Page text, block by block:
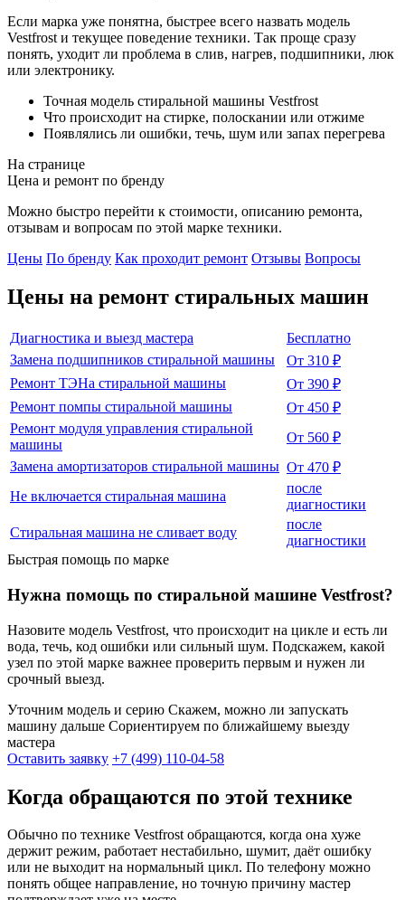
Если марка уже понятна, быстрее всего назвать модель
Vestfrost и текущее поведение техники. Так проще сразу
понять, уходит ли проблема в слив, нагрев, подшипники, люк
или электронику.
Точная модель стиральной машины Vestfrost
Что происходит на стирке, полоскании или отжиме
Появлялись ли ошибки, течь, шум или запах перегрева
На странице
Цена и ремонт по бренду
Можно быстро перейти к стоимости, описанию ремонта,
отзывам и вопросам по этой марке техники.
Цены По бренду Как проходит ремонт Отзывы Вопросы
Цены на ремонт стиральных машин
Диагностика и выезд мастера
Бесплатно
Замена подшипников стиральной машины
От 310 ₽
Ремонт ТЭНа стиральной машины
От 390 ₽
Ремонт помпы стиральной машины
От 450 ₽
Ремонт модуля управления стиральной
машины
От 560 ₽
Замена амортизаторов стиральной машины От 470 ₽
Не включается стиральная машина
после
диагностики
Стиральная машина не сливает воду
после
диагностики
Быстрая помощь по марке
Нужна помощь по стиральной машине Vestfrost?
Назовите модель Vestfrost, что происходит на цикле и есть ли
вода, течь, код ошибки или сильный шум. Подскажем, какой
узел по этой марке важнее проверить первым и нужен ли
срочный выезд.
Уточним модель и серию Скажем, можно ли запускать
машину дальше Сориентируем по ближайшему выезду
мастера
Оставить заявку +7 (499) 110-04-58
Когда обращаются по этой технике
Обычно по технике Vestfrost обращаются, когда она хуже
держит режим, работает нестабильно, шумит, даёт ошибку
или не выходит на нормальный цикл. По телефону можно
понять общее направление, но точную причину мастер